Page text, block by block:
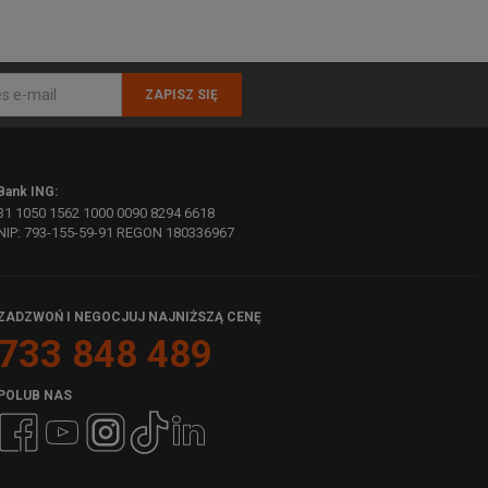
ZAPISZ SIĘ
Bank ING:
1050 1562 1000 0090 8294 6618
793-155-59-91 REGON 180336967
I NEGOCJUJ NAJNIŻSZĄ CENĘ
848 489
POLUB NAS